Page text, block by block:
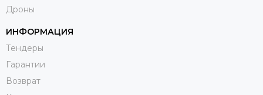
Дроны
ИНФОРМАЦИЯ
Тендеры
Гарантии
Возврат